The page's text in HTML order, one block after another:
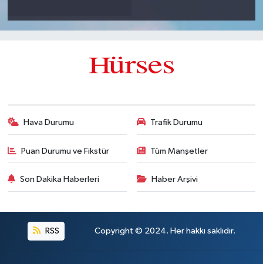
Hava Durumu Trafik Durumu
Puan Durumu ve Fikstür Tüm Manşetler
Son Dakika Haberleri Haber Arşivi
RSS Copyright © 2024. Her hakkı saklıdır.